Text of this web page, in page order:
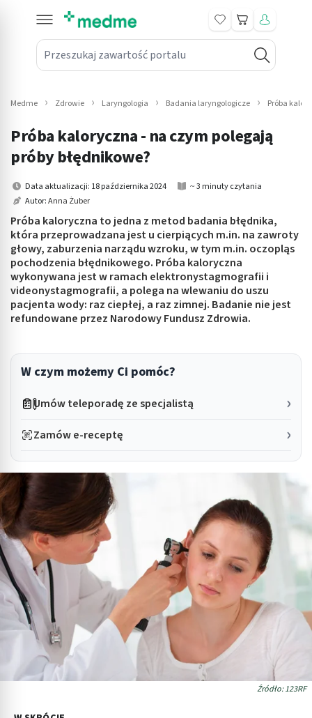
Przeszukaj zawartość portalu
Koszyk
submenu: Leki na receptę
submenu: Mama i dziecko
submenu: Kosmetyki
submenu: Higiena
submenu: Sprzęt medyczny
submenu: Intymne
submenu: Wellness
Medme Zdrowie Laryngologia Badania laryngologicze Próba
Próba kaloryczna - na czym polegają
próby błędnikowe?
Data aktualizacji: 18 października 2024
~ 3 minuty czytania
Autor:Anna Żuber
Próba kaloryczna to jedna z metod badania błędnika,
która przeprowadzana jest u cierpiących m.in. na zawroty
głowy, zaburzenia narządu wzroku, w tym m.in. oczopląs
pochodzenia błędnikowego. Próba kaloryczna
wykonywana jest w ramach elektronystagmografii i
videonystagmografii, a polega na wlewaniu do uszu
pacjenta wody: raz ciepłej, a raz zimnej. Badanie nie jest
refundowane przez Narodowy Fundusz Zdrowia.
W czym możemy Ci pomóc?
Umów teleporadę ze specjalistą
Zamów e-receptę
Źródło: 123RF